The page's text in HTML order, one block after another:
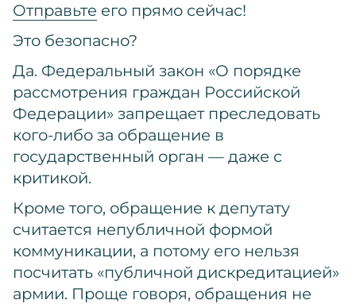
Отправьте его прямо сейчас!
Это безопасно?
Да. Федеральный закон «О порядке
рассмотрения граждан Российской
Федерации» запрещает преследовать
кого-либо за обращение в
государственный орган — даже с
критикой.
Кроме того, обращение к депутату
считается непубличной формой
коммуникации, а потому его нельзя
посчитать «публичной дискредитацией»
армии. Проще говоря, обращения не